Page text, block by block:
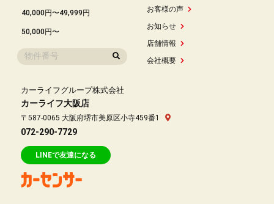
40,000円〜49,999円
50,000円〜
お客様の声
お知らせ
店舗情報
会社概要
カーライフグループ株式会社
カーライフ大阪店
〒587-0065 大阪府堺市美原区小寺459番1
072-290-7729
LINEで友達になる